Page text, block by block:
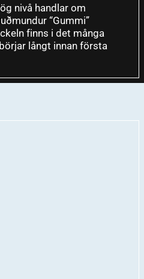
nivå handlar om
“Gummi”
finns i det många
långt innan första